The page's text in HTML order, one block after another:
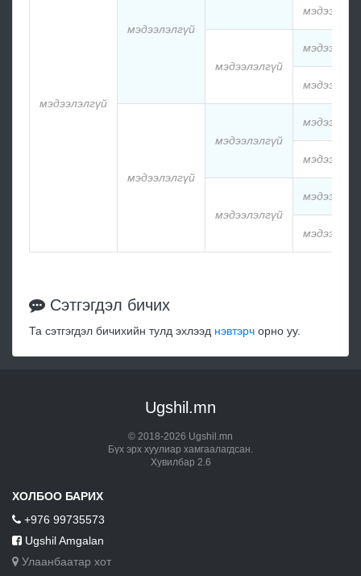
мэдээлэлгүй
мэдээлэлгүй
мэдээлэлгүй
мэдээлэлгүй
мэдээлэлгүй
мэдээлэлгүй
Сэтгэгдэл бичих
Та сэтгэгдэл бичихийн тулд эхлээд нэвтэрч орно уу.
Ugshil.mn
© 2018-2026 Ugshil.mn
Бүх эрх хуулиар хамгаалагдсан.
Хувилбар 2.6
ХОЛБОО БАРИХ
+976 99735573
Ugshil Amgalan
Улаанбаатар хот